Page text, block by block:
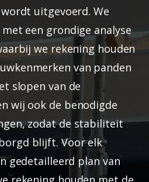
uitgevoerd. We
een grondige analyse
we rekening houden
van panden
slopen van de
wij ook de benodigde
zodat de stabiliteit
blijft.Voor elk
gedetailleerd plan van